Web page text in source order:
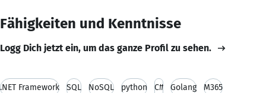
Fähigkeiten und Kenntnisse
Logg Dich jetzt ein, um das ganze Profil zu sehen.
.NET Framework SQL NoSQL python C# Golang M365